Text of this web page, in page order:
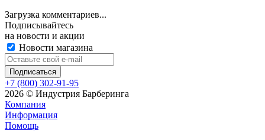
Загрузка комментариев...
Подписывайтесь
на новости и акции
Новости магазина
+7 (800) 302-91-95
2026 © Индустрия Барберинга
Компания
Информация
Помощь